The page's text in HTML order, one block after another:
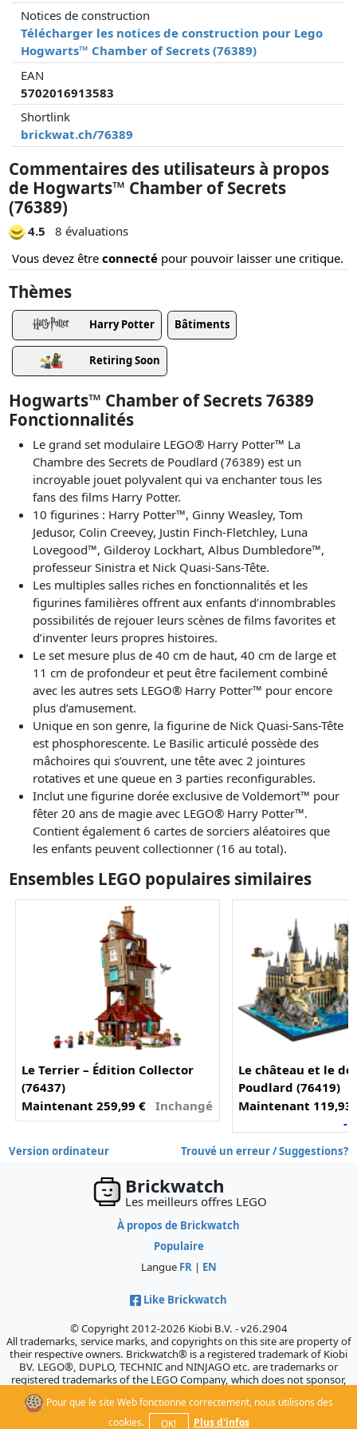
Notices de construction
Télécharger les notices de construction pour Lego
Hogwarts™ Chamber of Secrets (76389)
EAN
5702016913583
Shortlink
brickwat.ch/76389
Commentaires des utilisateurs à propos
de Hogwarts™ Chamber of Secrets
(76389)
4.5
8 évaluations
Vous devez être connecté pour pouvoir laisser une critique.
Thèmes
Harry Potter Bâtiments
Retiring Soon
Hogwarts™ Chamber of Secrets 76389
Fonctionnalités
Le grand set modulaire LEGO® Harry Potter™ La
Chambre des Secrets de Poudlard (76389) est un
incroyable jouet polyvalent qui va enchanter tous les
fans des films Harry Potter.
10 figurines : Harry Potter™, Ginny Weasley, Tom
Jedusor, Colin Creevey, Justin Finch-Fletchley, Luna
Lovegood™, Gilderoy Lockhart, Albus Dumbledore™,
professeur Sinistra et Nick Quasi-Sans-Tête.
Les multiples salles riches en fonctionnalités et les
figurines familières offrent aux enfants d’innombrables
possibilités de rejouer leurs scènes de films favorites et
d’inventer leurs propres histoires.
Le set mesure plus de 40 cm de haut, 40 cm de large et
11 cm de profondeur et peut être facilement combiné
avec les autres sets LEGO® Harry Potter™ pour encore
plus d’amusement.
Unique en son genre, la figurine de Nick Quasi-Sans-Tête
est phosphorescente. Le Basilic articulé possède des
mâchoires qui s’ouvrent, une tête avec 2 jointures
rotatives et une queue en 3 parties reconfigurables.
Inclut une figurine dorée exclusive de Voldemort™ pour
fêter 20 ans de magie avec LEGO® Harry Potter™.
Contient également 6 cartes de sorciers aléatoires que
les enfants peuvent collectionner (16 au total).
Ensembles LEGO populaires similaires
Le Terrier – Édition Collector
(76437)
Maintenant 259,99 €
Inchangé
Le château et le
Poudlard (76419)
Maintenant 119,93
-
Version ordinateur Trouvé un erreur / Suggestions?
Pour que le site Web fonctionne correctement, nous utilisons des
cookies.
OK! Plus d'infos
Brickwatch
Les meilleurs offres LEGO
À propos de Brickwatch
Populaire
Langue FR| EN
Like Brickwatch
© Copyright 2012-2026 Kiobi B.V. - v26.2904
All trademarks, service marks, and copyrights on this site are property of
their respective owners. Brickwatch® is a registered trademark of Kiobi
BV. LEGO®, DUPLO, TECHNIC and NINJAGO etc. are trademarks or
registered trademarks of the LEGO Company, which does not sponsor,